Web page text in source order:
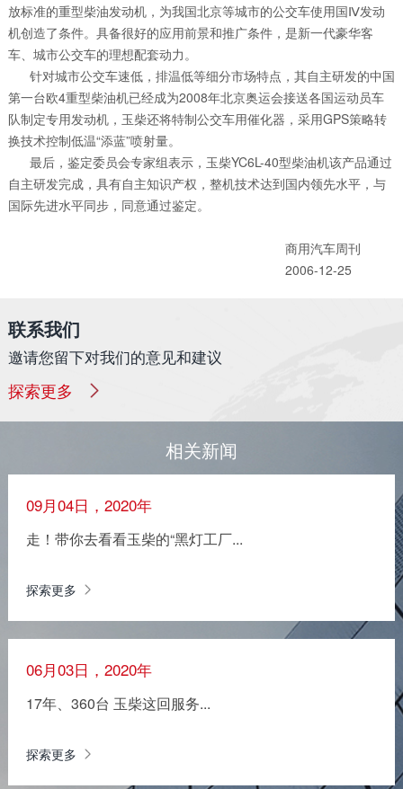
放标准的重型柴油发动机，为我国北京等城市的公交车使用国Ⅳ发动
机创造了条件。具备很好的应用前景和推广条件，是新一代豪华客
车、城市公交车的理想配套动力。
针对城市公交车速低，排温低等细分市场特点，其自主研发的中国
第一台欧4重型柴油机已经成为2008年北京奥运会接送各国运动员车
队制定专用发动机，玉柴还将特制公交车用催化器，采用GPS策略转
换技术控制低温“添蓝”喷射量。
最后，鉴定委员会专家组表示，玉柴YC6L-40型柴油机该产品通过
自主研发完成，具有自主知识产权，整机技术达到国内领先水平，与
国际先进水平同步，同意通过鉴定。
商用汽车周刊
2006-12-25
联系我们
邀请您留下对我们的意见和建议
探索更多
相关新闻
09月04日，2020年
走！带你去看看玉柴的“黑灯工厂...
探索更多
06月03日，2020年
17年、360台 玉柴这回服务...
探索更多